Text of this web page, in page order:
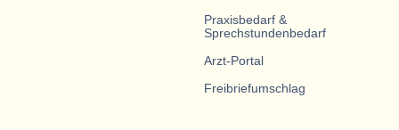
Praxisbedarf &
Sprechstundenbedarf
Arzt-Portal
Freibriefumschlag